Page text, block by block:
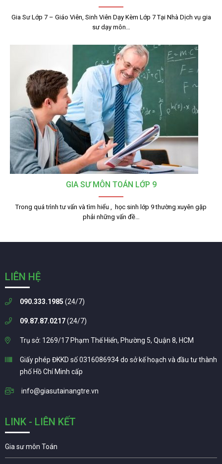
Gia Sư Lớp 7 – Giáo Viên, Sinh Viên Dạy Kèm Lớp 7 Tại Nhà Dịch vụ gia
sư dạy môn…
GIA SƯ MÔN TOÁN LỚP 9
Trong quá trình tư vấn và tìm hiểu , học sinh lớp 9 thường xuyên gặp
phải những vấn đề…
LIÊN HỆ
090.333.1985 (24/7)
09.87.87.0217(24/7)
Trụ sở: 1269/17 Phạm Thế Hiển, Phường 5, Quận 8, HCM
Giấy phép ĐKKD số 0316086934 do sở kế hoạch và đầu tư thành
phố Hồ Chí Minh cấp
info@giasutainangtre.vn
LINK - LIÊN KẾT
Gia sư môn Toán